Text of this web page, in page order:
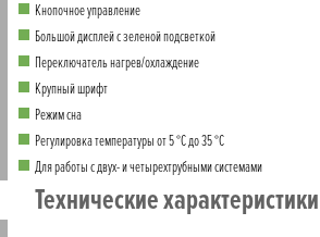
Кнопочное управление
Большой дисплей с зеленой подсветкой
Переключатель нагрев/охлаждение
Крупный шрифт
Режим сна
Регулировка температуры от 5 °C до 35 °C
Для работы с двух- и четырехтрубными системами
Технические характеристики